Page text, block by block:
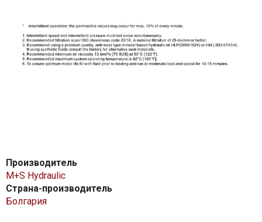
Производитель
M+S Hydraulic
Страна-производитель
Болгария